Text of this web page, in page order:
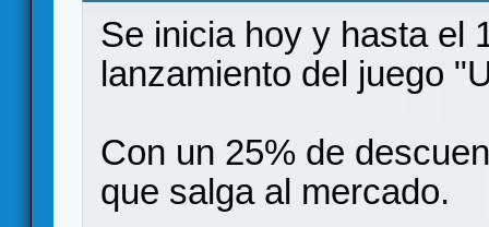
Se inicia hoy y hasta el
lanzamiento del juego
Con un 25% de
que salga al mercado.